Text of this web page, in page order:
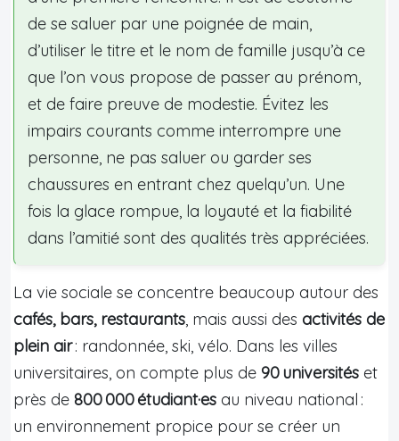
de se saluer par une poignée de main,
d’utiliser le titre et le nom de famille jusqu’à ce
que l’on vous propose de passer au prénom,
et de faire preuve de modestie. Évitez les
impairs courants comme interrompre une
personne, ne pas saluer ou garder ses
chaussures en entrant chez quelqu’un. Une
fois la glace rompue, la loyauté et la fiabilité
dans l’amitié sont des qualités très appréciées.
La vie sociale se concentre beaucoup autour des
cafés, bars, restaurants, mais aussi des activités de
plein air: randonnée, ski, vélo. Dans les villes
universitaires, on compte plus de 90 universités et
près de 800 000 étudiant·es au niveau national :
un environnement propice pour se créer un